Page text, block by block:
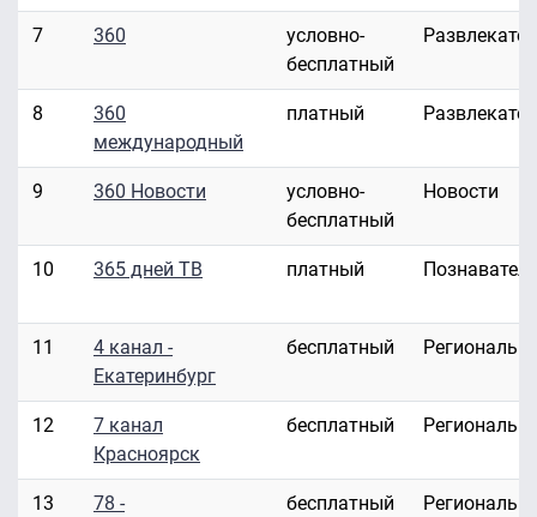
7 360
условно-
бесплатный
8
360
международный
платный
9 360 Новости
условно-
бесплатный
Новости
10 365 дней ТВ платный
11
4 канал -
Екатеринбург
бесплатный
12
7 канал
Красноярск
бесплатный
13
78 -
бесплатный